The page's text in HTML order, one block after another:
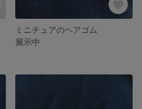
ミニチュアのヘアゴム
展示中